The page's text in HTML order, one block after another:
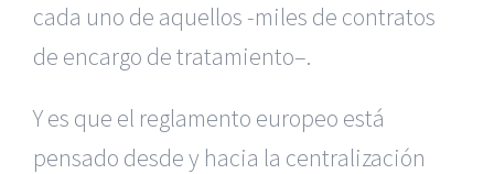
cada uno de aquellos -miles de contratos
de encargo de tratamiento–.
Y es que el reglamento europeo está
pensado desde y hacia la centralización